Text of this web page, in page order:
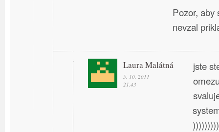
Pozor, aby
nevzal
Laura Malátná
5. 10. 2011
21.43
jste